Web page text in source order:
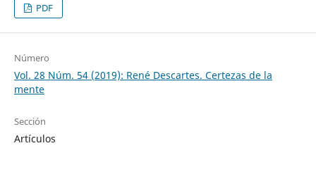
PDF
Número
Vol. 28 Núm. 54 (2019): René Descartes. Certezas de la
mente
Sección
Artículos